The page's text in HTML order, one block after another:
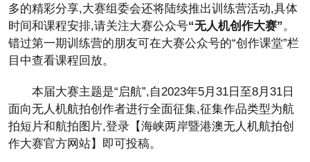
多的精彩分享,大赛组委会还将陆续推出训练营活动,具体
时间和课程安排,请关注大赛公众号“无人机创作大赛”。
错过第一期训练营的朋友可在大赛公众号的“创作课堂”栏
目中查看课程回放。
本届大赛主题是“启航”,自2023年5月31日至8月31日
面向无人机航拍创作者进行全面征集,征集作品类型为航
拍短片和航拍图片,登录【海峡两岸暨港澳无人机航拍创
作大赛官方网站】即可投稿。